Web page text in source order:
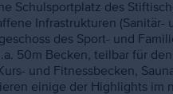
Schulsportplatz des
Infrastrukturen (Sanitär-
des Sport- und
50m Becken, teilbar für
und Fitnessbecken,
einige der Highlights im